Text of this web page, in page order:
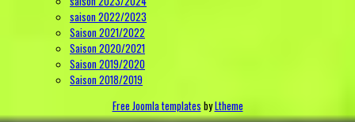
saison 2022/2023
Saison 2021/2022
Saison 2020/2021
Saison 2019/2020
Saison 2018/2019
Free Joomla templates byLtheme